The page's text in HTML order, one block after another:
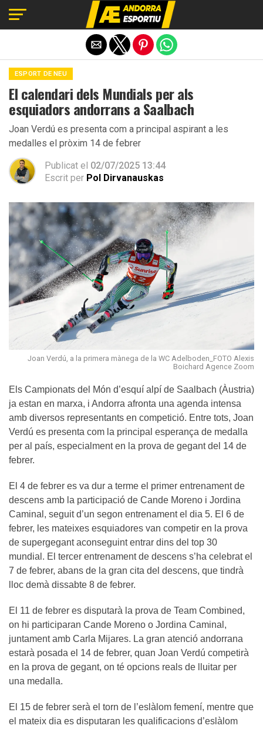
ESPORT DE NEU
El calendari dels Mundials per als
esquiadors andorrans a Saalbach
Joan Verdú es presenta com a principal aspirant a les
medalles el pròxim 14 de febrer
Publicat el 02/07/2025 13:44
Escrit per Pol Dirvanauskas
Joan Verdú, a la primera mànega de la WC Adelboden_FOTO Alexis
Boichard Agence Zoom
Els Campionats del Món d’esquí alpí de Saalbach (Àustria)
ja estan en marxa, i Andorra afronta una agenda intensa
amb diversos representants en competició. Entre tots, Joan
Verdú es presenta com la principal esperança de medalla
per al país, especialment en la prova de gegant del 14 de
febrer.
El 4 de febrer es va dur a terme el primer entrenament de
descens amb la participació de Cande Moreno i Jordina
Caminal, seguit d’un segon entrenament el dia 5. El 6 de
febrer, les mateixes esquiadores van competir en la prova
de supergegant aconseguint entrar dins del top 30
mundial. El tercer entrenament de descens s’ha celebrat el
7 de febrer, abans de la gran cita del descens, que tindrà
lloc demà dissabte 8 de febrer.
El 11 de febrer es disputarà la prova de Team Combined,
on hi participaran Cande Moreno o Jordina Caminal,
juntament amb Carla Mijares. La gran atenció andorrana
estarà posada el 14 de febrer, quan Joan Verdú competirà
en la prova de gegant, on té opcions reals de lluitar per
una medalla.
El 15 de febrer serà el torn de l’eslàlom femení, mentre que
el mateix dia es disputaran les qualificacions d’eslàlom
Exit mobile version